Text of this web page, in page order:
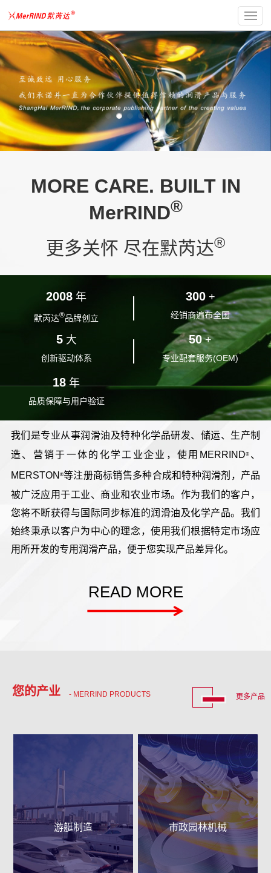
MORE CARE. BUILT IN
MerRIND®
更多关怀 尽在默芮达®
2008 年
默芮达®品牌创立
300 +
经销商遍布全国
5 大
创新驱动体系
50 +
专业配套服务(OEM)
18 年
品质保障与用户验证
我们是专业从事润滑油及特种化学品研发、储运、生产制
造、营销于一体的化学工业企业，使用MERRIND®、
MERSTON ®等注册商标销售多种合成和特种润滑剂，产品
被广泛应用于工业、商业和农业市场。作为我们的客户，
您将不断获得与国际同步标准的润滑油及化学产品。我们
始终秉承以客户为中心的理念，使用我们根据特定市场应
用所开发的专用润滑产品，便于您实现产品差异化。
READ MORE
您的产业 - MERRIND PRODUCTS 更多产品
游艇制造 市政园林机械